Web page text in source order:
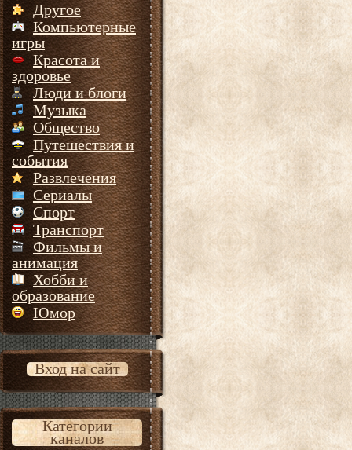
Другое
Компьютерные
игры
Красота и
здоровье
Люди и блоги
Музыка
Общество
Путешествия и
события
Развлечения
Сериалы
Спорт
Транспорт
Фильмы и
анимация
Хобби и
образование
Юмор
Вход на сайт
Категории
каналов